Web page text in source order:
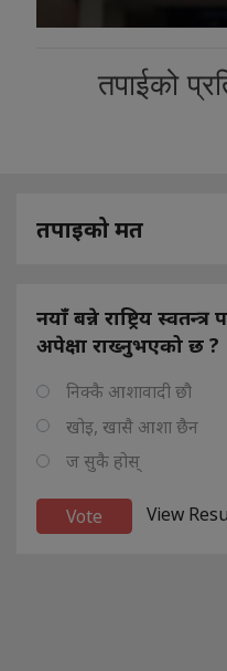
तपाईको
तपाइको मत
नयाँ बन्ने राष्ट्रिय
अपेक्षा राख्नुभएको छ ?
निक्कै आशावादी छौ
खोइ, खासै आशा छैन
ज सुकै होस्
View